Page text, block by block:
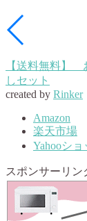
【送料無料】
しセット
created by Rinker
Amazon
楽天市場
Yahooシ
スポンサーリン